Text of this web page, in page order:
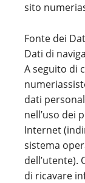
sito
Fonte dei
Dati di
A seguito di
dati
nell’uso dei
Internet
sistema
dell’utente).
di ricavare